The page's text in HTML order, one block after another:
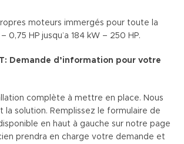
moteurs immergés pour toute la
0,75 HP jusqu’a 184 kW – 250 HP.
Demande d’information pour votre
complète à mettre en place. Nous
la solution. Remplissez le formulaire de
en haut à gauche sur notre page
prendra en charge votre demande et